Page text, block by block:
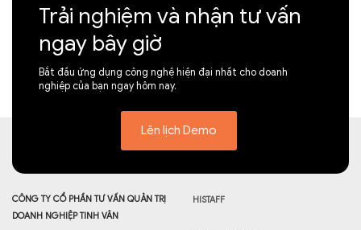
Trải nghiệm và nhận tư vấn
ngay bây giờ
Bắt đầu ứng dụng công nghệ hiện đại nhất cho doanh
nghiệp của bạn ngay hôm nay.
Lên lịch Demo
CÔNG TY CỔ PHẦN TƯ VẤN QUẢN TRỊ
DOANH NGHIỆP TINH VÂN
HISTAFF